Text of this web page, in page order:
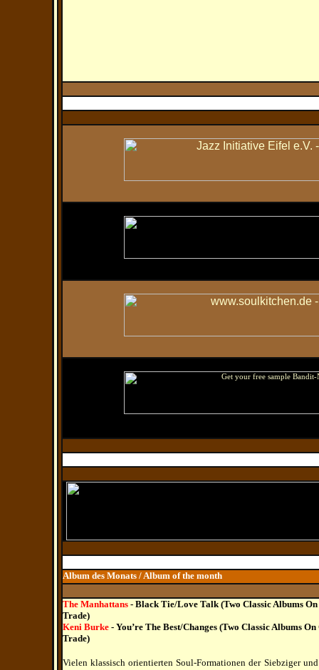
Album des Monats / Album of the month
The Manhattans - Black Tie/Love Talk (Two Classic Albums
Trade)
Keni Burke- You’re The Best/Changes (Two Classic Albums
Trade)
Vielen klassisch orientierten Soul-Formationen der Siebziger